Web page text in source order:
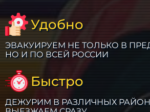
Удобно
ЭВАКУИРУЕМ НЕ ТОЛЬКО В
НО И ПО ВСЕЙ РОССИИ
Быстро
ДЕЖУРИМ В РАЗЛИЧНЫХ